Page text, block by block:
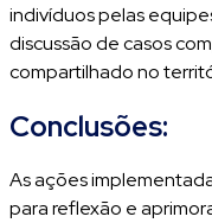
indivíduos pelas
discussão de casos
compartilhado no
Conclusões:
As ações
para reflexão e